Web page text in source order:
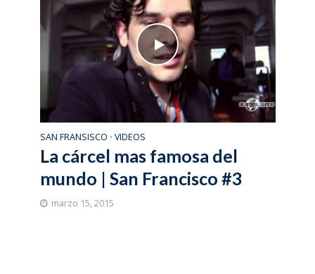
SAN FRANSISCO • VIDEOS
La cárcel mas famosa del
mundo | San Francisco #3
marzo 15, 2015